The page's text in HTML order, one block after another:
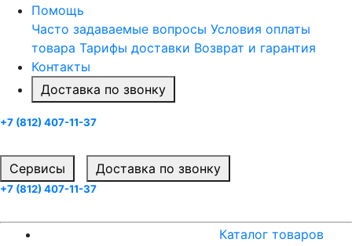
Помощь
Часто задаваемые вопросы Условия оплаты
товара Тарифы доставки Возврат и гарантия
Контакты
Доставка по звонку
+7 (812) 407-11-37
Cервисы
Доставка по звонку
+7 (812) 407-11-37
Каталог товаров